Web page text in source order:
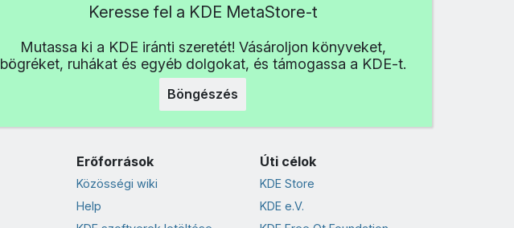
Keresse fel a KDE MetaStore-t
Mutassa ki a KDE iránti szeretét! Vásároljon könyveket,
bögréket, ruhákat és egyéb dolgokat, és támogassa a KDE-t.
Böngészés
Erőforrások
Közösségi wiki
Help
Úti célok
KDE Store
KDE e.V.